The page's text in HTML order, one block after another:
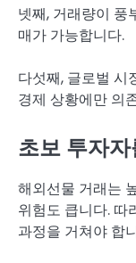
넷째, 거래량이 풍
매가 가능합니다.
다섯째, 글로벌 시
경제 상황에만 의
초보 투자
해외선물 거래는
위험도 큽니다. 따
과정을 거쳐야 합